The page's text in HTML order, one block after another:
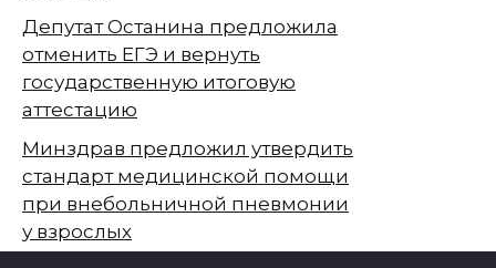
Депутат Останина предложила
отменить ЕГЭ и вернуть
государственную итоговую
аттестацию
Минздрав предложил утвердить
стандарт медицинской помощи
при внебольничной пневмонии
у взрослых